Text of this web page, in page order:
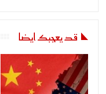
قد يعجبك ايضا